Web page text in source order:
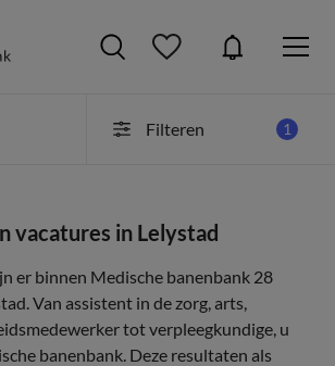
Filteren 1
vacatures in Lelystad
er binnen Medische banenbank 28
Van assistent in de zorg, arts,
tot verpleegkundige, u
banenbank. Deze resultaten als